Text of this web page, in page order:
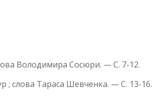
Володимира Сосюри. — С. 7-12.
слова Тараса Шевченка. — С. 13-16.